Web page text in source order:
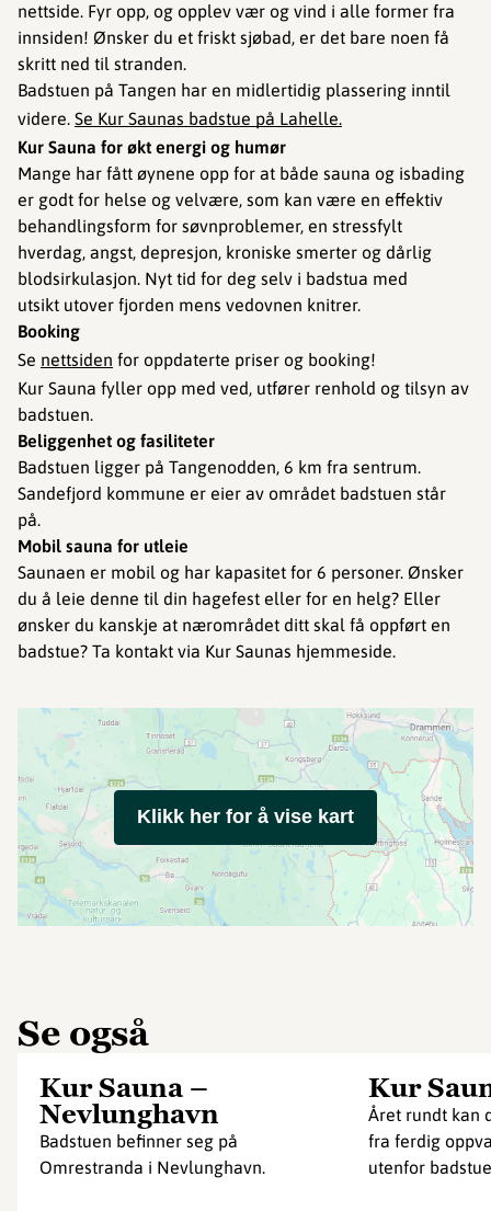
nettside. Fyr opp, og opplev vær og vind i alle former fra
innsiden! Ønsker du et friskt sjøbad, er det bare noen få
skritt ned til stranden.
Badstuen på Tangen har en midlertidig plassering inntil
videre. Se Kur Saunas badstue på Lahelle.
Kur Sauna for økt energi og humør
Mange har fått øynene opp for at både sauna og isbading
er godt for helse og velvære, som kan være en effektiv
behandlingsform for søvnproblemer, en stressfylt
hverdag, angst, depresjon, kroniske smerter og dårlig
blodsirkulasjon. Nyt tid for deg selv i badstua med
utsikt utover fjorden mens vedovnen knitrer.
Booking
Se nettsiden for oppdaterte priser og booking!
Kur Sauna fyller opp med ved, utfører renhold og tilsyn av
badstuen.
Beliggenhet og fasiliteter
Badstuen ligger på Tangenodden, 6 km fra sentrum.
Sandefjord kommune er eier av området badstuen står
på.
Mobil sauna for utleie
Saunaen er mobil og har kapasitet for 6 personer. Ønsker
du å leie denne til din hagefest eller for en helg? Eller
ønsker du kanskje at nærområdet ditt skal få oppført en
badstue? Ta kontakt via Kur Saunas hjemmeside.
Klikk her for å vise kart
Se også
Kur Sauna –
Nevlunghavn
Badstuen befinner seg på
Omrestranda i Nevlunghavn.
Kur
Året rundt kan
fra ferdig
utenfor